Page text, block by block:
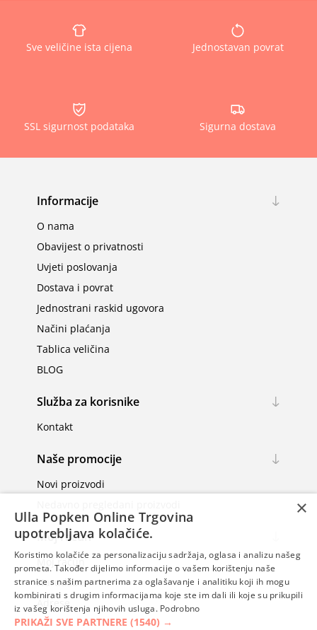
Sve veličine ista cijena Jednostavan povrat
SSL sigurnost podataka Sigurna dostava
Informacije
O nama
Obavijest o privatnosti
Uvjeti poslovanja
Dostava i povrat
Jednostrani raskid ugovora
Načini plaćanja
Tablica veličina
BLOG
Služba za korisnike
Kontakt
Naše promocije
Novi proizvodi
Moj račun
Moj račun
Narudžbe
Adrese
×
Ulla Popken Online Trgovina
upotrebljava kolačiće.
Koristimo kolačiće za personalizaciju sadržaja, oglasa i analizu našeg
prometa. Također dijelimo informacije o vašem korištenju naše
stranice s našim partnerima za oglašavanje i analitiku koji ih mogu
kombinirati s drugim informacijama koje ste im dali ili koje su prikupili
iz vašeg korištenja njihovih usluga. Podrobno
PRIKAŽI SVE PARTNERE (1540) →